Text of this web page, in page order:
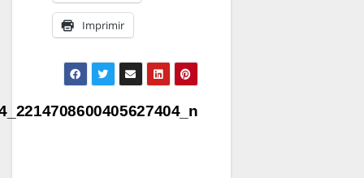
Imprimir
Navegación